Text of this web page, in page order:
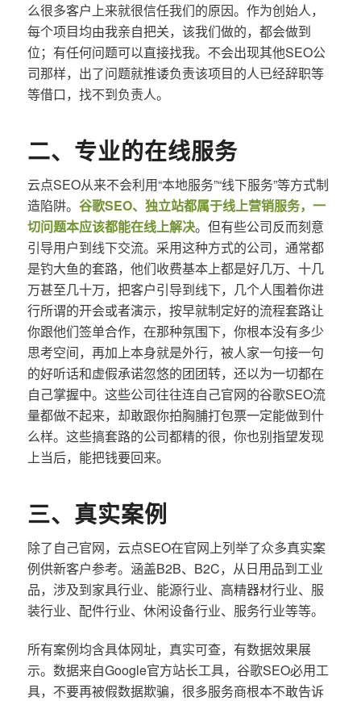
么很多客户上来就很信任我们的原因。作为创始人，
每个项目均由我亲自把关，该我们做的，都会做到
位；有任何问题可以直接找我。不会出现其他SEO公
司那样，出了问题就推诿负责该项目的人已经辞职等
等借口，找不到负责人。
二、专业的在线服务
云点SEO从来不会利用“本地服务”“线下服务”等方式制
造陷阱。 谷歌SEO、独立站都属于线上营销服务，一
切问题本应该都能在线上解决。但有些公司反而刻意
引导用户到线下交流。采用这种方式的公司，通常都
是钓大鱼的套路，他们收费基本上都是好几万、十几
万甚至几十万，把客户引导到线下，几个人围着你进
行所谓的开会或者演示，按早就制定好的流程套路让
你跟他们签单合作，在那种氛围下，你根本没有多少
思考空间，再加上本身就是外行，被人家一句接一句
的好听话和虚假承诺忽悠的团团转，还以为一切都在
自己掌握中。这些公司往往连自己官网的谷歌SEO流
量都做不起来，却敢跟你拍胸脯打包票一定能做到什
么样。这些搞套路的公司都精的很，你也别指望发现
上当后，能把钱要回来。
三、真实案例
除了自己官网，云点SEO在官网上列举了众多真实案
例供新客户参考。涵盖B2B、B2C，从日用品到工业
品，涉及到家具行业、能源行业、高精器材行业、服
装行业、配件行业、休闲设备行业、服务行业等等。
所有案例均含具体网址，真实可查，有数据效果展
示。数据来自Google官方站长工具，谷歌SEO必用工
具，不要再被假数据欺骗，很多服务商根本不敢告诉